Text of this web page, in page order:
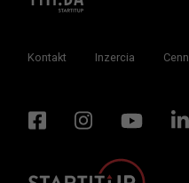
Kontakt Inzercia